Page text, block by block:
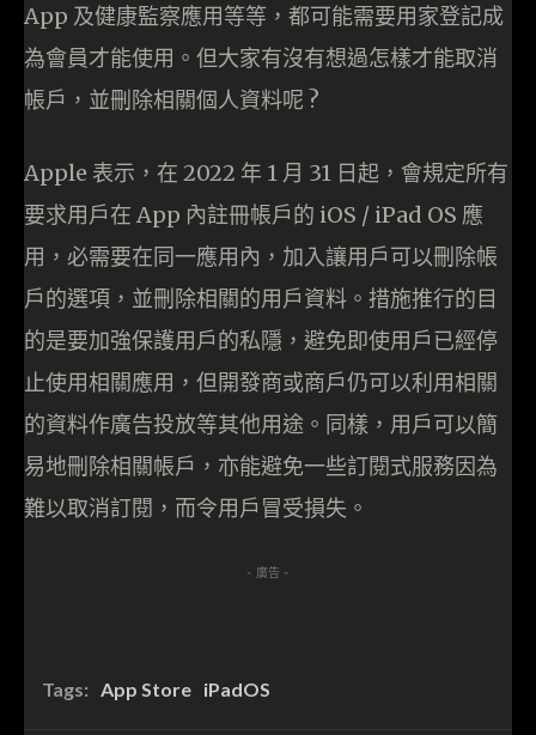
App 及健康監察應用等等，都可能需要用家登記成
為會員才能使用。但大家有沒有想過怎樣才能取消
帳戶，並刪除相關個人資料呢 ?
Apple 表示，在 2022 年 1 月 31 日起，會規定所有
要求用戶在 App 內註冊帳戶的 iOS / iPad OS 應
用，必需要在同一應用內，加入讓用戶可以刪除帳
戶的選項，並刪除相關的用戶資料。措施推行的目
的是要加強保護用戶的私隱，避免即使用戶已經停
止使用相關應用，但開發商或商戶仍可以利用相關
的資料作廣告投放等其他用途。同樣，用戶可以簡
易地刪除相關帳戶，亦能避免一些訂閱式服務因為
難以取消訂閱，而令用戶冒受損失。
- 廣告 -
Tags: App Store iPadOS